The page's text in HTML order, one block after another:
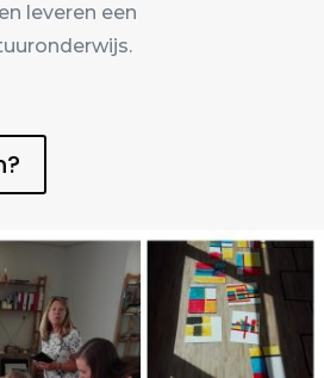
leveren een